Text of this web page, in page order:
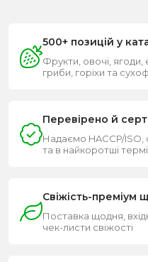
500+ позицій у
Фрукти, овочі, ягоди,
гриби, горіхи та
Перевірено й
Надаємо HACCP/ISO,
та в найкоротші
Свіжість-преміум
Поставка щодня,
чек-листи свіжості